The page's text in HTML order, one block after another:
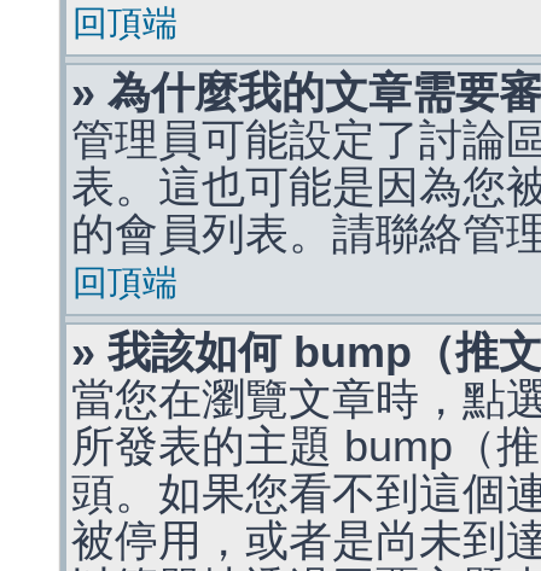
回頂端
» 為什麼我的文章需要
管理員可能設定了討論
表。這也可能是因為您
的會員列表。請聯絡管
回頂端
» 我該如何 bump（推
當您在瀏覽文章時，點
所發表的主題 bump（
頭。如果您看不到這個
被停用，或者是尚未到